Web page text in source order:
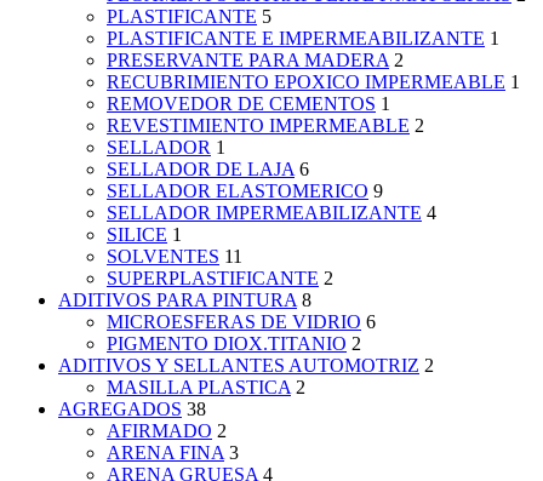
PLASTIFICANTE 5
PLASTIFICANTE E IMPERMEABILIZANTE 1
PRESERVANTE PARA MADERA 2
RECUBRIMIENTO EPOXICO IMPERMEABLE 1
REMOVEDOR DE CEMENTOS 1
REVESTIMIENTO IMPERMEABLE 2
SELLADOR 1
SELLADOR DE LAJA 6
SELLADOR ELASTOMERICO 9
SELLADOR IMPERMEABILIZANTE 4
SILICE 1
SOLVENTES 11
SUPERPLASTIFICANTE 2
ADITIVOS PARA PINTURA 8
MICROESFERAS DE VIDRIO 6
PIGMENTO DIOX.TITANIO 2
ADITIVOS Y SELLANTES AUTOMOTRIZ 2
MASILLA PLASTICA 2
AGREGADOS 38
AFIRMADO 2
ARENA FINA 3
ARENA GRUESA 4